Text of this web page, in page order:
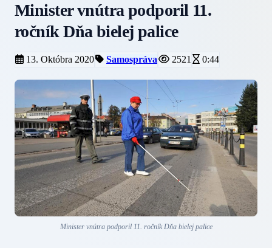
Minister vnútra podporil 11.
ročník Dňa bielej palice
13. Októbra 2020 Samospráva 2521 0:44
Minister vnútra podporil 11. ročník Dňa bielej palice